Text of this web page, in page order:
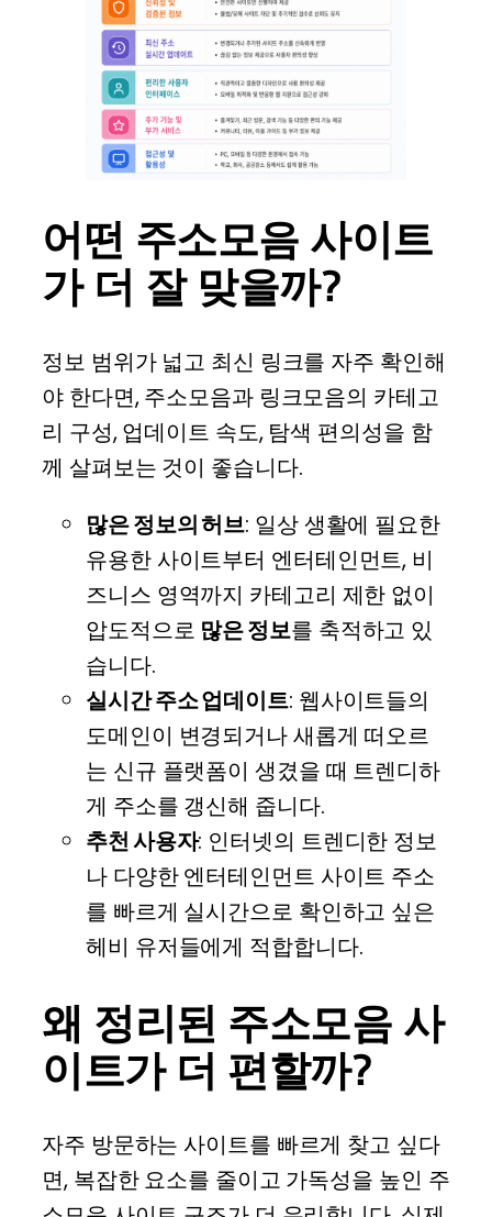
어떤 주소모음 사이트
가 더 잘 맞을까?
정보 범위가 넓고 최신 링크를 자주 확인해
야 한다면, 주소모음과 링크모음의 카테고
리 구성, 업데이트 속도, 탐색 편의성을 함
께 살펴보는 것이 좋습니다.
많은 정보의 허브: 일상 생활에 필요한
유용한 사이트부터 엔터테인먼트, 비
즈니스 영역까지 카테고리 제한 없이
압도적으로 많은 정보를 축적하고 있
습니다.
실시간 주소 업데이트: 웹사이트들의
도메인이 변경되거나 새롭게 떠오르
는 신규 플랫폼이 생겼을 때 트렌디하
게 주소를 갱신해 줍니다.
추천 사용자: 인터넷의 트렌디한 정보
나 다양한 엔터테인먼트 사이트 주소
를 빠르게 실시간으로 확인하고 싶은
헤비 유저들에게 적합합니다.
왜 정리된 주소모음 사
이트가 더 편할까?
자주 방문하는 사이트를 빠르게 찾고 싶다
면, 복잡한 요소를 줄이고 가독성을 높인 주